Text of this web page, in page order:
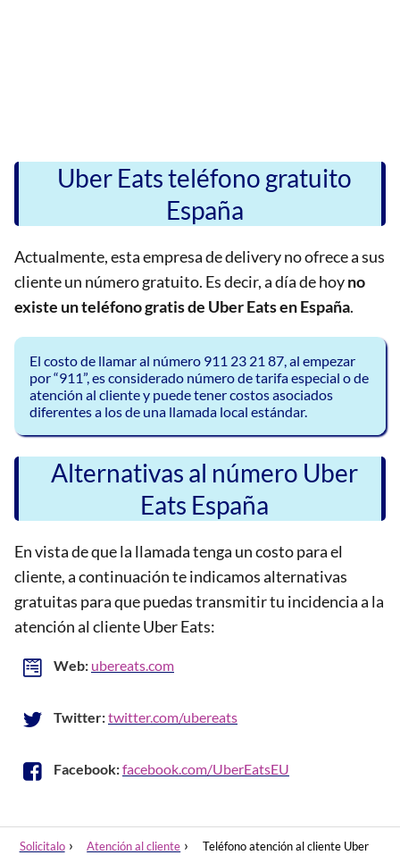
Uber Eats teléfono gratuito
España
Actualmente, esta empresa de delivery no ofrece a sus
cliente un número gratuito. Es decir, a día de hoyno
existe un teléfono gratis de Uber Eats en España.
El costo de llamar al número 911 23 21 87, al empezar
por “911”, es considerado número de tarifa especial o de
atención al cliente y puede tener costos asociados
diferentes a los de una llamada local estándar.
Alternativas al número Uber
Eats España
En vista de que la llamada tenga un costo para el
cliente, a continuación te indicamos alternativas
gratuitas para que puedas transmitir tu incidencia a la
atención al cliente Uber Eats:
Web: ubereats.com
Twitter:twitter.com/ubereats
Facebook:facebook.com/UberEatsEU
Solicitalo Atención al cliente
Teléfono atención al cliente Uber